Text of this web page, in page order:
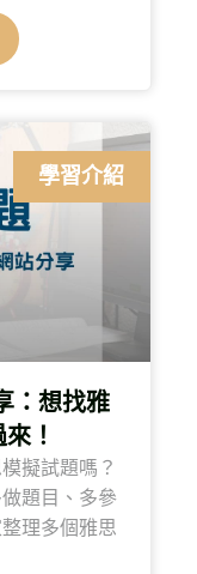
學習介紹
：想找雅
！
擬試題嗎？
題目、多參
理多個雅思